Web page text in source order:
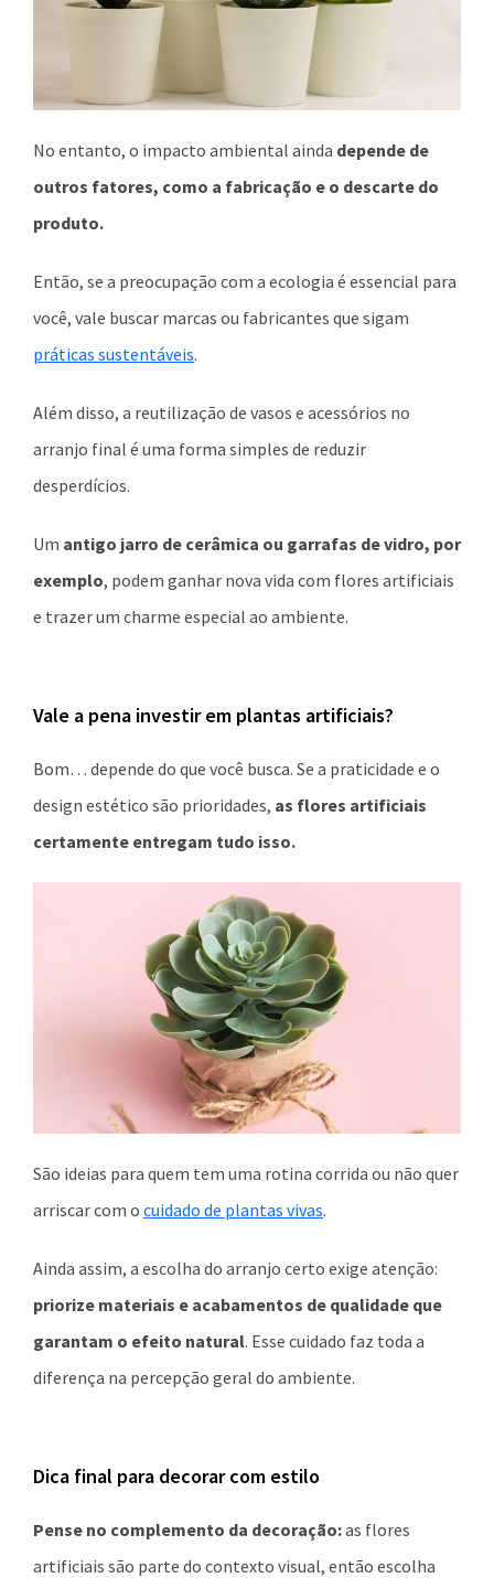
No entanto, o impacto ambiental ainda depende de
outros fatores, como a fabricação e o descarte do
produto.
Então, se a preocupação com a ecologia é essencial para
você, vale buscar marcas ou fabricantes que sigam
práticas sustentáveis.
Além disso, a reutilização de vasos e acessórios no
arranjo final é uma forma simples de reduzir
desperdícios.
Um antigo jarro de cerâmica ou garrafas de vidro, por
exemplo, podem ganhar nova vida com flores artificiais
e trazer um charme especial ao ambiente.
Vale a pena investir em plantas artificiais?
Bom… depende do que você busca. Se a praticidade e o
design estético são prioridades, as flores artificiais
certamente entregam tudo isso.
São ideias para quem tem uma rotina corrida ou não quer
arriscar com o cuidado de plantas vivas.
Ainda assim, a escolha do arranjo certo exige atenção:
priorize materiais e acabamentos de qualidade que
garantam o efeito natural. Esse cuidado faz toda a
diferença na percepção geral do ambiente.
Dica final para decorar com estilo
Pense no complemento da decoração:as flores
artificiais são parte do contexto visual, então escolha